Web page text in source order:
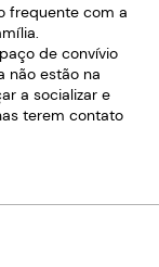
frequente com a
de convívio
não estão na
a socializar e
terem contato
Frequentadores